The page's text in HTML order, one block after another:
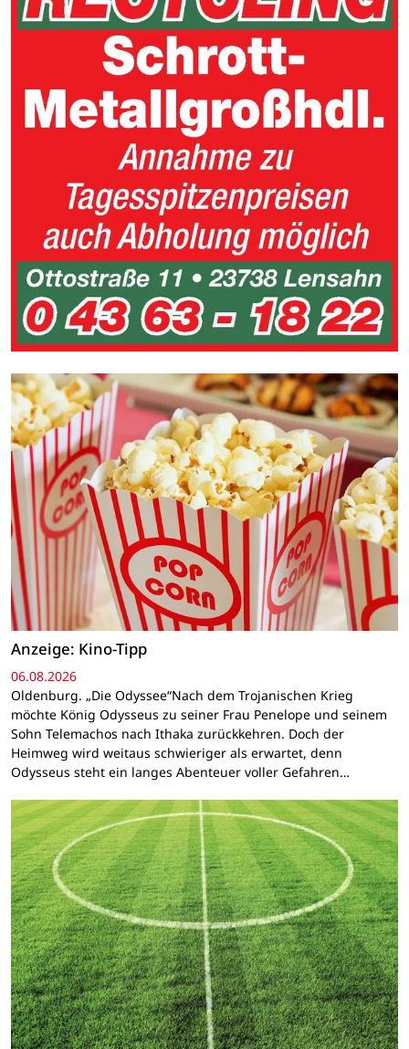
Anzeige: Kino-Tipp
06.08.2026
Oldenburg. „Die Odyssee“Nach dem Trojanischen Krieg
möchte König Odysseus zu seiner Frau Penelope und seinem
Sohn Telemachos nach Ithaka zurückkehren. Doch der
Heimweg wird weitaus schwieriger als erwartet, denn
Odysseus steht ein langes Abenteuer voller Gefahren…